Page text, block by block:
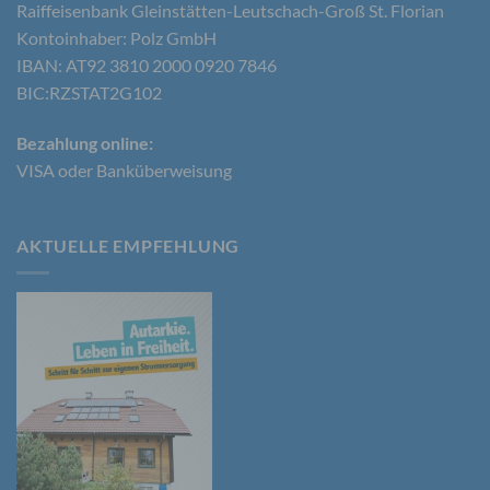
Raiffeisenbank Gleinstätten-Leutschach-Groß St. Florian
Kontoinhaber: Polz GmbH
IBAN: AT92 3810 2000 0920 7846
BIC:RZSTAT2G102
Bezahlung online:
VISA oder Banküberweisung
AKTUELLE EMPFEHLUNG
b) betroffene Person
Betroffene Person ist jede identifizierte oder
personenbezogene Daten von dem für die
Verarbeitung ist jeder mit oder ohne Hilfe
automatisierter Verfahren ausgeführte Vorgang
oder jede solche Vorgangsreihe im
Zusammenhang mit personenbezogenen Daten
wie das Erheben, das Erfassen, die Organisation,
das Ordnen, die Speicherung, die Anpassung oder
Veränderung, das Auslesen, das Abfragen, die
Verwendung, die Offenlegung durch Übermittlung,
Verbreitung oder eine andere Form der
Bereitstellung, den Abgleich oder die Verknüpfung,
die Einschränkung, das Löschen oder die
Vernichtung.